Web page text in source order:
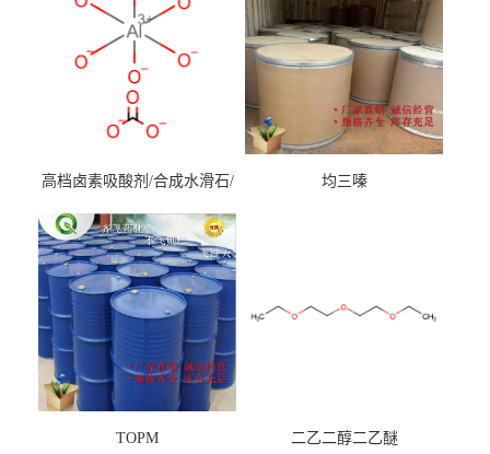
高档卤素吸酸剂/合成水滑石/
均三嗪
TOPM 二乙二醇二乙醚